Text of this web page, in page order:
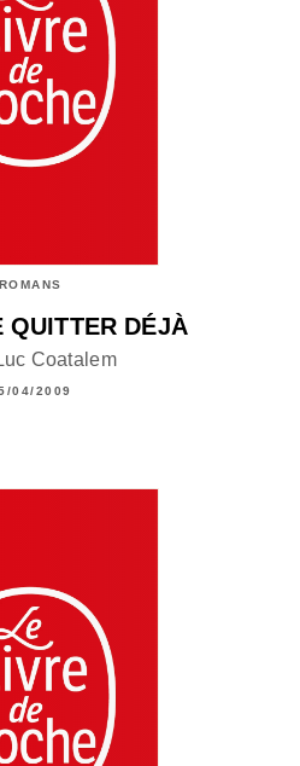
ROMANS
QUITTER DÉJÀ
Coatalem
04/2009